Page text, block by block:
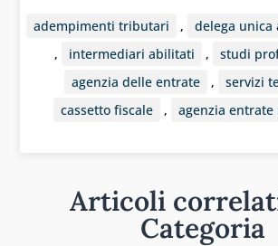
adempimenti tributari ,
delega unica
,
intermediari abilitati , studi
agenzia delle entrate
, servizi
cassetto fiscale
, agenzia entrate
Articoli
Categoria